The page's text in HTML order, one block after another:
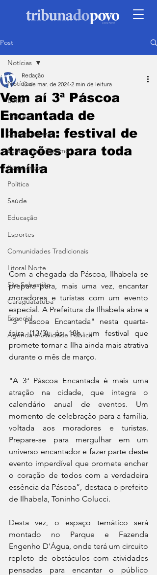
Post
Notícias
Edital
Cidade
Cultura e Lazer
Economia e Turismo
Segurança
Política
Saúde
Educação
Esportes
Comunidades Tradicionais
Litoral Norte
São Sebastião
Caraguatatuba
Especial
Agenda e Utilidade Pública
Notícias
Vem aí 3ª Páscoa
Encantada de
Ilhabela: festival de
atrações para toda
família
Redação
12 de mar. de 2024 2 min de leitura
Com a chegada da Páscoa, Ilhabela se
prepara para, mais uma vez, encantar
moradores e turistas com um evento
especial. A Prefeitura de Ilhabela abre a
"3ª Páscoa Encantada" nesta quarta-
feira (13/3), às 18h, um festival que
promete tornar a Ilha ainda mais atrativa
durante o mês de março.
"A 3ª Páscoa Encantada é mais uma
atração na cidade, que integra o
calendário anual de eventos. Um
momento de celebração para a família,
voltada aos moradores e turistas.
Prepare-se para mergulhar em um
universo encantador e fazer parte deste
evento imperdível que promete encher
o coração de todos com a verdadeira
essência da Páscoa”, destaca o prefeito
de Ilhabela, Toninho Colucci.
Desta vez, o espaço temático será
montado no Parque e Fazenda
Engenho D'Água, onde terá um circuito
repleto de obstáculos com atividades
pensadas para encantar o público